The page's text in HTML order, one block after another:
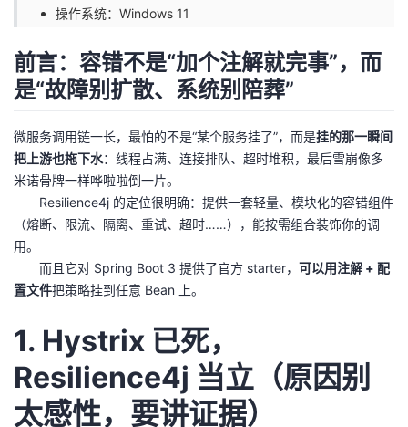
操作系统：Windows 11
前言：容错不是“加个注解就完事”，而
是“故障别扩散、系统别陪葬”
微服务调用链一长，最怕的不是“某个服务挂了”，而是挂的那一瞬间
把上游也拖下水：线程占满、连接排队、超时堆积，最后雪崩像多
米诺骨牌一样哗啦啦倒一片。
Resilience4j 的定位很明确：提供一套轻量、模块化的容错组件
（熔断、限流、隔离、重试、超时……），能按需组合装饰你的调
用。
而且它对 Spring Boot 3 提供了官方 starter， 可以用注解 + 配
置文件把策略挂到任意 Bean 上。
1. Hystrix 已死，
Resilience4j 当立（原因别
太感性，要讲证据）